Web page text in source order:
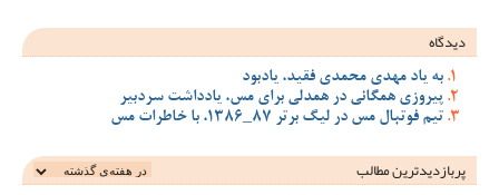
دیدگاه
به یاد مهدی محمدی فقید، یادبود
پیروزی همگانی در همدلی برای مس، یادداشت سردبیر
تیم فوتبال مس در لیگ برتر 87_1386، با خاطرات مس
پربازدیدترین‌ مطالب